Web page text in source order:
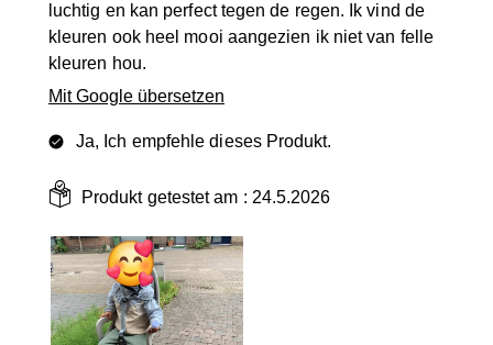
luchtig en kan perfect tegen de regen. Ik vind de
kleuren ook heel mooi aangezien ik niet van felle
kleuren hou.
Mit Google übersetzen
Ja, Ich empfehle dieses Produkt.
Produkt getestet am : 24.5.2026